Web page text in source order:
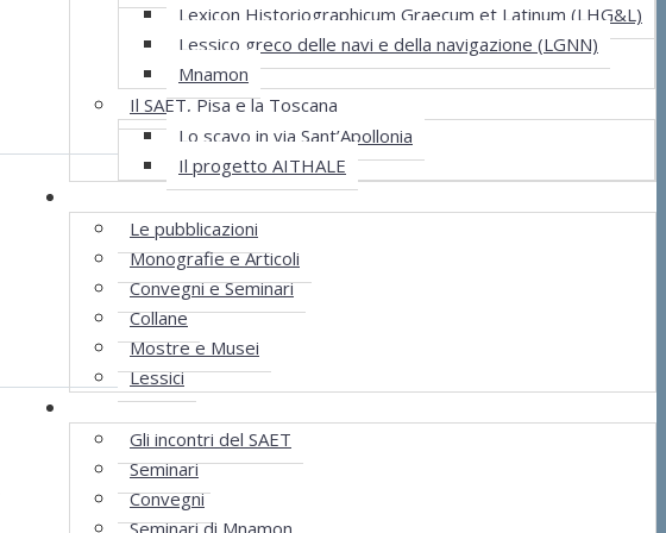
Lexicon Historiographicum Graecum et Latinum (LHG&L)
Lessico greco delle navi e della navigazione (LGNN)
Mnamon
Il SAET, Pisa e la Toscana
Lo scavo in via Sant’Apollonia
Il progetto AITHALE
Pubblicazioni
Le pubblicazioni
Monografie e Articoli
Convegni e Seminari
Collane
Mostre e Musei
Lessici
Incontri
Gli incontri del SAET
Seminari
Convegni
Seminari di Mnamon